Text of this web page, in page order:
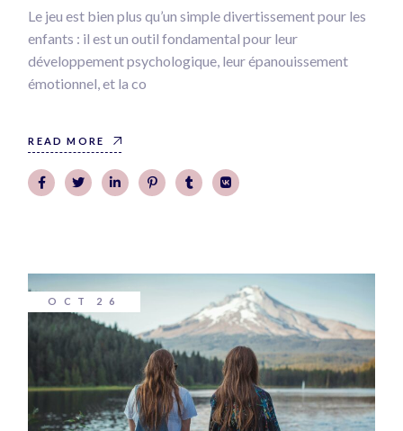
Le jeu est bien plus qu’un simple divertissement pour les
enfants : il est un outil fondamental pour leur
développement psychologique, leur épanouissement
émotionnel, et la co
READ MORE
OCT 26